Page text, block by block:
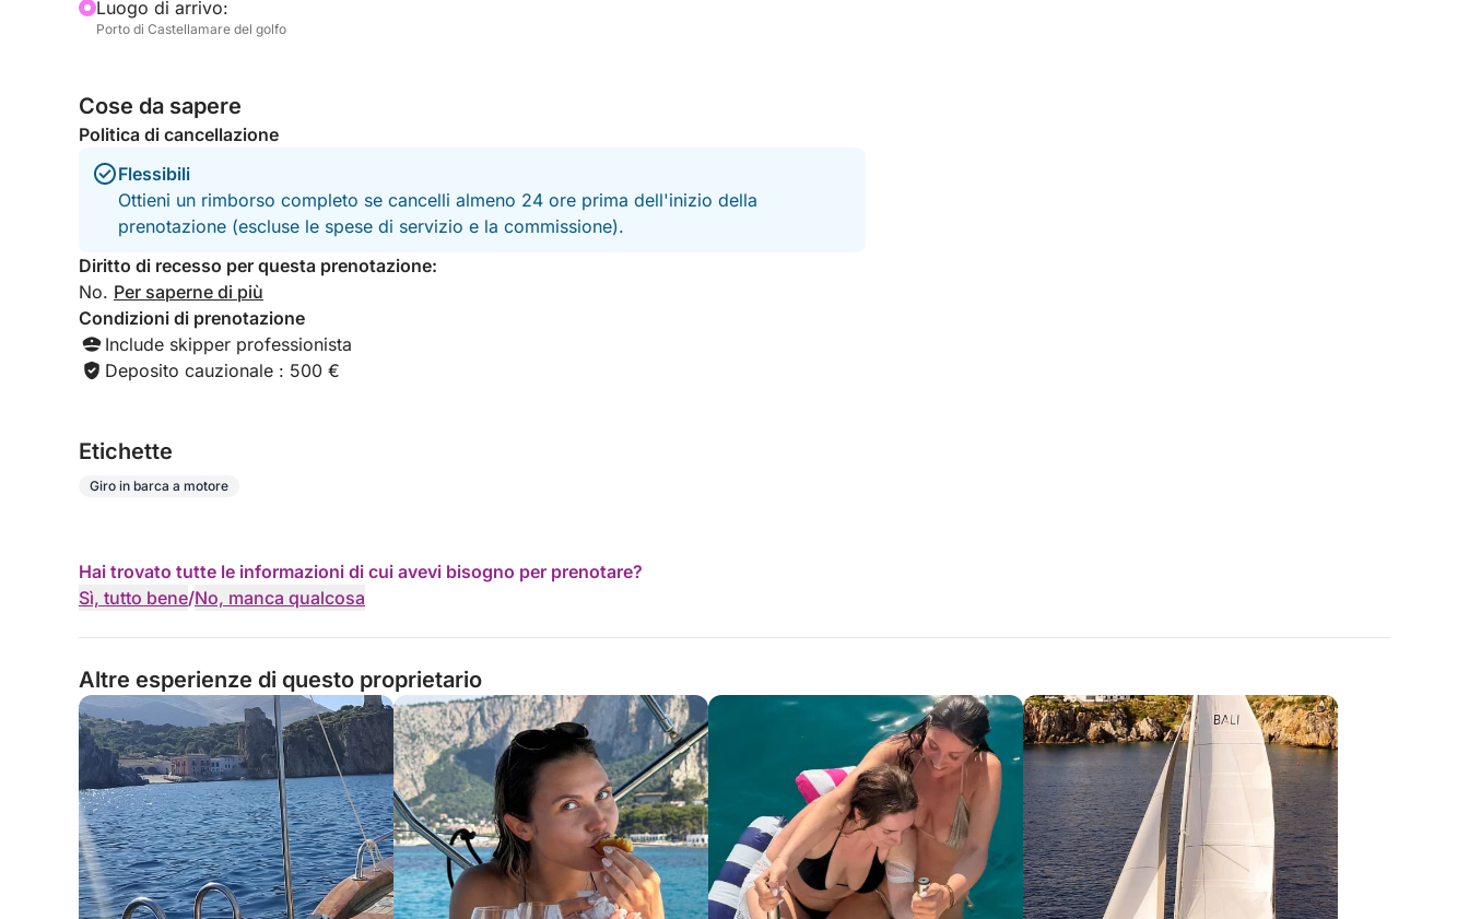
Luogo di arrivo:
Porto di Castellamare del golfo
Cose da sapere
Politica di cancellazione
Flessibili
Ottieni un rimborso completo se cancelli almeno 24 ore prima dell'inizio della
prenotazione (escluse le spese di servizio e la commissione).
Diritto di recesso per questa prenotazione:
No. Per saperne di più
Condizioni di prenotazione
Include skipper professionista
Deposito cauzionale : 500 €
Etichette
Giro in barca a motore
Hai trovato tutte le informazioni di cui avevi bisogno per prenotare?
Sì, tutto bene/No, manca qualcosa
Altre esperienze di questo proprietario